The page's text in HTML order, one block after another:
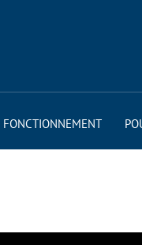
FONCTIONNEMENT